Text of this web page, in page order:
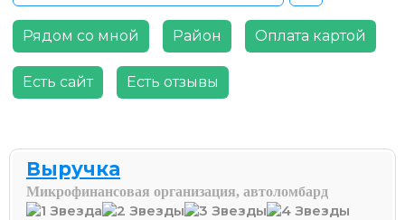
Рядом со мной Район Оплата картой
Есть сайт Есть отзывы
Выручка
Микрофинансовая организация, автоломбард